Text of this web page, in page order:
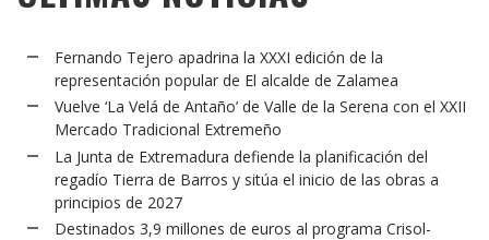
Fernando Tejero apadrina la XXXI edición de la
representación popular de El alcalde de Zalamea
Vuelve ‘La Velá de Antaño’ de Valle de la Serena con el XXII
Mercado Tradicional Extremeño
La Junta de Extremadura defiende la planificación del
regadío Tierra de Barros y sitúa el inicio de las obras a
principios de 2027
Destinados 3,9 millones de euros al programa Crisol-